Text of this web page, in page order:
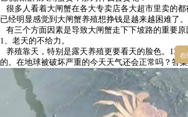
很多人看着大闸蟹在各大专卖店各大超市里卖的
已经明显感觉到大闸蟹养殖想挣钱是越来越困难了。
有三个方面因素是导致大闸蟹走下下坡路的重要原
1、老天的不给力。
养殖靠天，特别是露天养殖更要看天的脸色。13
的。在地球被破坏严重的今天天气还会正常吗？答案
在